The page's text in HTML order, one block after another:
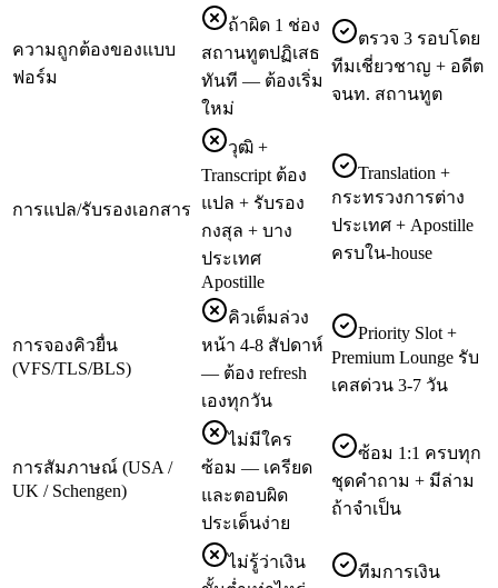
ความถูกต้องของแบบ
ฟอร์ม
ถ้าผิด 1 ช่อง
สถานทูตปฏิเสธ
ทันที — ต้องเริ่ม
ใหม่
ตรวจ 3 รอบโดย
ทีมเชี่ยวชาญ + อดีต
จนท. สถานทูต
การแปล/รับรองเอกสาร
วุฒิ +
Transcript ต้อง
แปล + รับรอง
กงสุล + บาง
ประเทศ
Apostille
Translation +
กระทรวงการต่าง
ประเทศ + Apostille
ครบใน-house
การจองคิวยื่น
(VFS/TLS/BLS)
คิวเต็มล่วง
หน้า 4-8 สัปดาห์
— ต้อง refresh
เองทุกวัน
Priority Slot +
Premium Lounge รับ
เคสด่วน 3-7 วัน
การสัมภาษณ์ (USA /
UK / Schengen)
ไม่มีใคร
ซ้อม — เครียด
และตอบผิด
ประเด็นง่าย
ซ้อม 1:1 ครบทุก
ชุดคำถาม + มีล่าม
ถ้าจำเป็น
ไม่รู้ว่าเงิน
ทีมการเงิน